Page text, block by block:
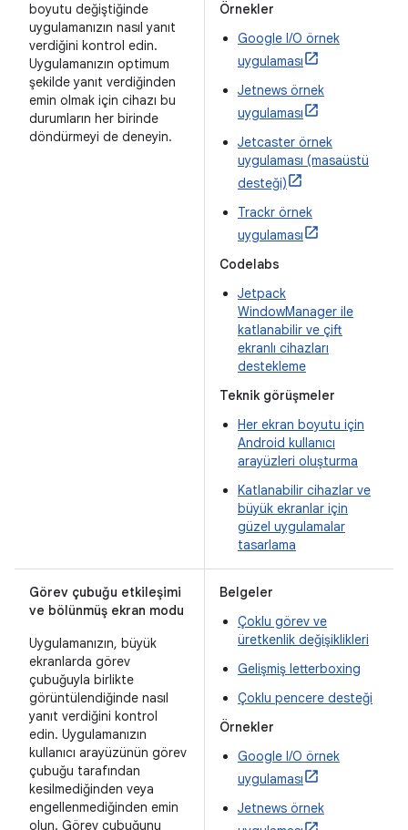
boyutu değiştiğinde
uygulamanızın nasıl yanıt
verdiğini kontrol edin.
Uygulamanızın optimum
şekilde yanıt verdiğinden
emin olmak için cihazı bu
durumların her birinde
döndürmeyi de deneyin.
Örnekler
Google I/O örnek
uygulaması
Jetnews örnek
uygulaması
Jetcaster örnek
uygulaması (masaüstü
desteği)
Trackr örnek
uygulaması
Codelabs
Jetpack
WindowManager ile
katlanabilir ve çift
ekranlı cihazları
destekleme
Teknik görüşmeler
Her ekran boyutu için
Android kullanıcı
arayüzleri oluşturma
Katlanabilir cihazlar ve
büyük ekranlar için
güzel uygulamalar
tasarlama
Görev çubuğu etkileşimi
ve bölünmüş ekran modu
Uygulamanızın, büyük
ekranlarda görev
çubuğuyla birlikte
görüntülendiğinde nasıl
yanıt verdiğini kontrol
edin. Uygulamanızın
kullanıcı arayüzünün görev
çubuğu tarafından
kesilmediğinden veya
engellenmediğinden emin
olun. Görev çubuğunu
Belgeler
Çoklu görev ve
üretkenlik değişiklikleri
Gelişmiş letterboxing
Çoklu pencere desteği
Örnekler
Google I/O örnek
uygulaması
Jetnews örnek